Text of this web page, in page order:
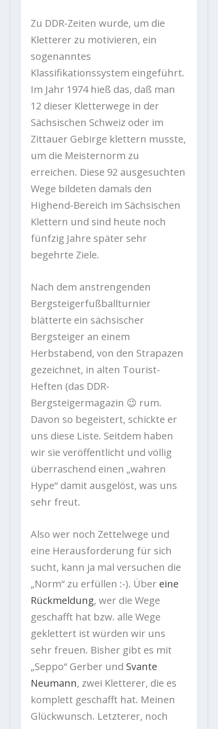
Zu DDR-Zeiten wurde, um die
Kletterer zu motivieren, ein
sogenanntes
Klassifikationssystem eingeführt.
Im Jahr 1974 hieß das, daß man
12 dieser Kletterwege in der
Sächsischen Schweiz oder im
Zittauer Gebirge klettern musste,
um die Meisternorm zu
erreichen. Diese 92 ausgesuchten
Wege bildeten damals den
Highend-Bereich im Sächsischen
Klettern und sind heute noch
fünfzig Jahre später sehr
begehrte Ziele.
Nach dem anstrengenden
Bergsteigerfußballturnier
blätterte ein sächsischer
Bergsteiger an einem
Herbstabend, von den Strapazen
gezeichnet, in alten Tourist-
Heften (das DDR-
Bergsteigermagazin 😉 rum.
Davon so begeistert, schickte er
uns diese Liste. Seitdem haben
wir sie veröffentlicht und völlig
überraschend einen „wahren
Hype“ damit ausgelöst, was uns
sehr freut.
Also wer noch Zettelwege und
eine Herausforderung für sich
sucht, kann ja mal versuchen die
„Norm“ zu erfüllen :-). Über eine
Rückmeldung, wer die Wege
geschafft hat bzw. alle Wege
geklettert ist würden wir uns
sehr freuen. Bisher gibt es mit
„Seppo“ Gerber und Svante
Neumann, zwei Kletterer, die es
komplett geschafft hat. Meinen
Glückwunsch. Letzterer, noch